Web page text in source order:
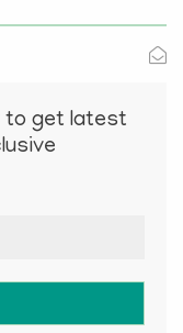
to get latest